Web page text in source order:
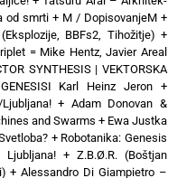
od smrti + M / DopisovanjeM +
BBFs2, Tihožitje) +
= Mike Hentz, Javier Areal
SYNTHESIS | VEKTORSKA
Karl Heinz Jeron +
+ Adam Donovan &
and Swarms + Ewa Justka
+ Robotanika: Genesis
+ Z.B.Ø.R. (Boštjan
+Alessandro Di Giampietro –